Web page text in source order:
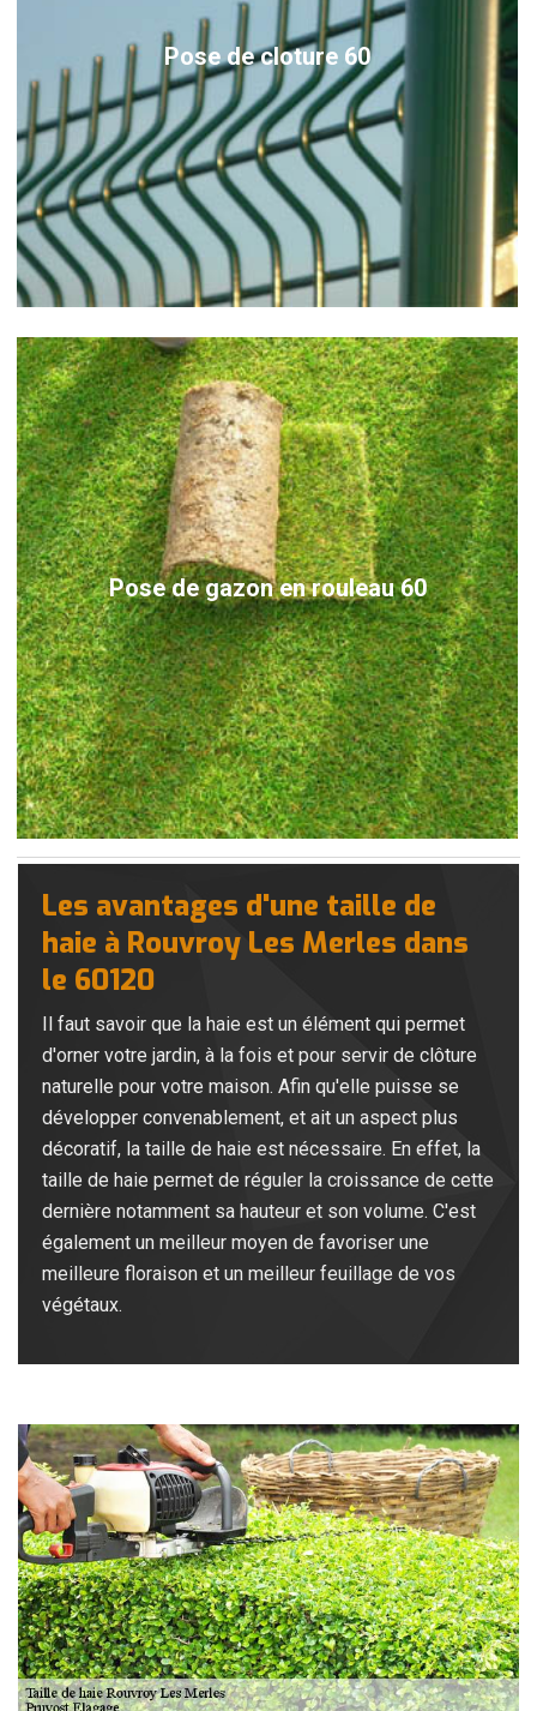
Pose de cloture 60
Pose de gazon en rouleau 60
Les avantages d'une taille de
haie à Rouvroy Les Merles dans
le 60120
Il faut savoir que la haie est un élément qui permet
d'orner votre jardin, à la fois et pour servir de clôture
naturelle pour votre maison. Afin qu'elle puisse se
développer convenablement, et ait un aspect plus
décoratif, la taille de haie est nécessaire. En effet, la
taille de haie permet de réguler la croissance de cette
dernière notamment sa hauteur et son volume. C'est
également un meilleur moyen de favoriser une
meilleure floraison et un meilleur feuillage de vos
végétaux.